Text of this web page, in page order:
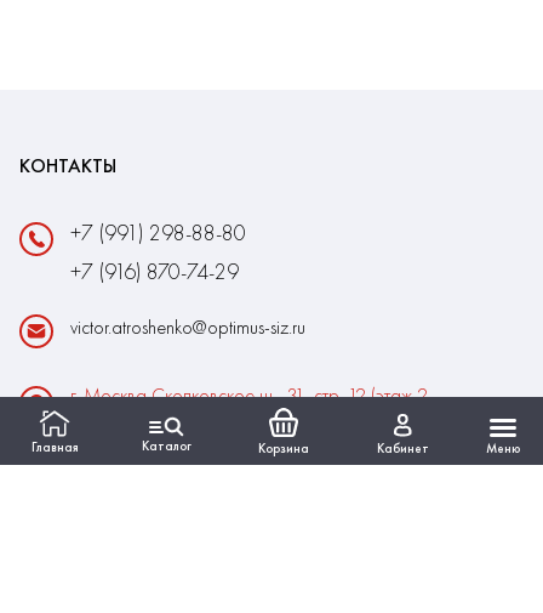
Главная Каталог Корзина Кабинет Меню
КОНТАКТЫ
+7 (991) 298-88-80
+7 (916) 870-74-29
victor.atroshenko@optimus-siz.ru
г. Москва Сколковское ш., 31, стр. 12 (этаж 2,
помещение 22)
Время работы: